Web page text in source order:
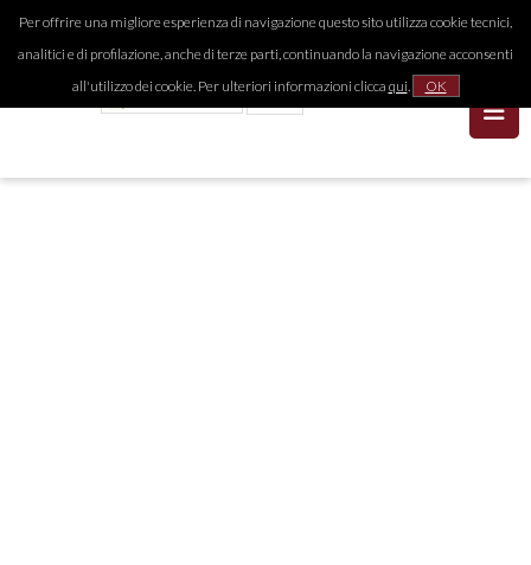
Per offrire una migliore esperienza di navigazione questo sito utilizza cookie tecnici,
analitici e di profilazione, anche di terze parti, continuando la navigazione acconsenti
all'utilizzo dei cookie. Per ulteriori informazioni clicca qui. OK